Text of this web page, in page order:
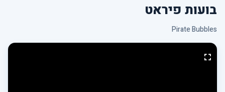
בועות פיראט
Pirate Bubbles